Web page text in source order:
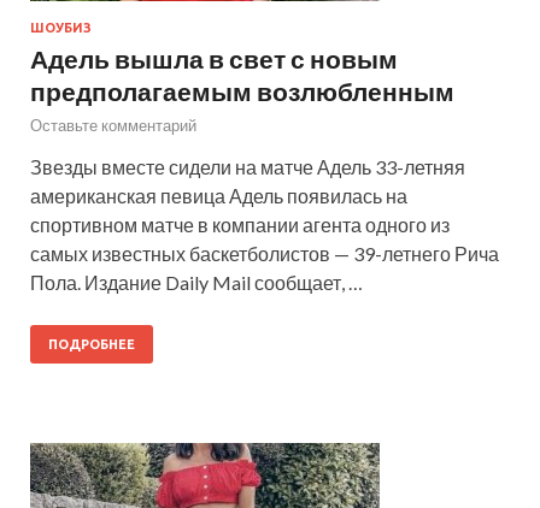
ШОУБИЗ
Адель вышла в свет с новым
предполагаемым возлюбленным
Оставьте комментарий
Звезды вместе сидели на матче Адель 33-летняя
американская певица Адель появилась на
спортивном матче в компании агента одного из
самых известных баскетболистов — 39-летнего Рича
Пола. Издание Daily Mail сообщает, …
ПОДРОБНЕЕ